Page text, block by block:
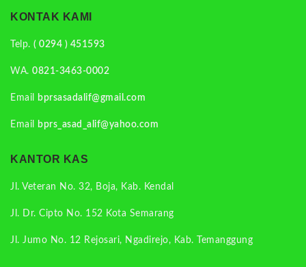
KONTAK KAMI
Telp. ( 0294 ) 451593
WA. 0821-3463-0002
Email bprsasadalif@gmail.com
Email bprs_asad_alif@yahoo.com
KANTOR KAS
Jl. Veteran No. 32, Boja, Kab. Kendal
Jl. Dr. Cipto No. 152 Kota Semarang
Jl. Jumo No. 12 Rejosari, Ngadirejo, Kab. Temanggung